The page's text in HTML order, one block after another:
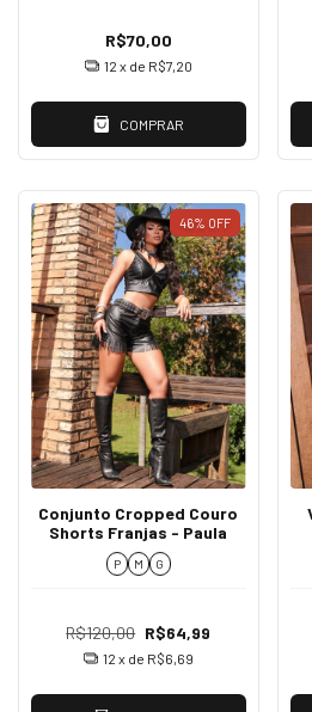
R$70,00
12 x de R$7,20
COMPRAR
46% OFF
Conjunto Cropped Couro
Shorts Franjas - Paula
P M G
R$120,00 R$64,99
12 x de R$6,69